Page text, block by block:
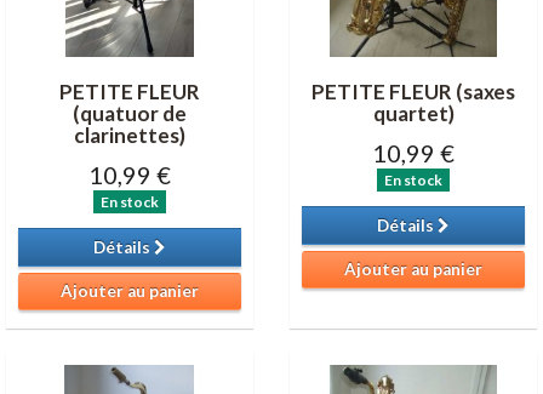
PETITE FLEUR
(quatuor de
clarinettes)
10,99 €
En stock
Détails
Ajouter au panier
PETITE FLEUR (saxes
quartet)
10,99 €
En stock
Détails
Ajouter au panier